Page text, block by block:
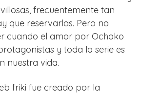
frecuentemente tan
que reservarlas. Pero no
cuando el amor por Ochako
y toda la serie es
nuestra vida.
friki fue creado por la